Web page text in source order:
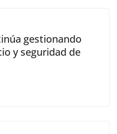
gestionando
y seguridad de